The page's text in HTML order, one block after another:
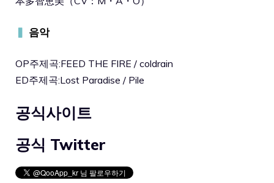
▍ 음악
OP주제곡:FEED THE FIRE / coldrain
ED주제곡:Lost Paradise / Pile
공식사이트
공식 Twitter